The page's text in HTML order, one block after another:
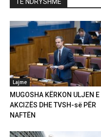
Lajme
MUGOSHA KËRKON ULJEN E
AKCIZËS DHE TVSH-së PËR
NAFTËN